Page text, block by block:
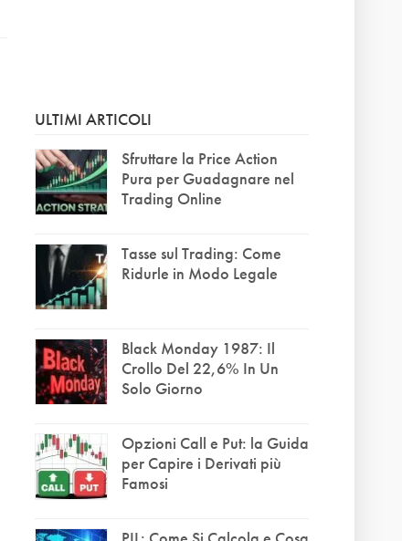
ULTIMI ARTICOLI
Sfruttare la Price Action
Pura per Guadagnare nel
Trading Online
Tasse sul Trading: Come
Ridurle in Modo Legale
Black Monday 1987: Il
Crollo Del 22,6% In Un
Solo Giorno
Opzioni Call e Put: la Guida
per Capire i Derivati più
Famosi